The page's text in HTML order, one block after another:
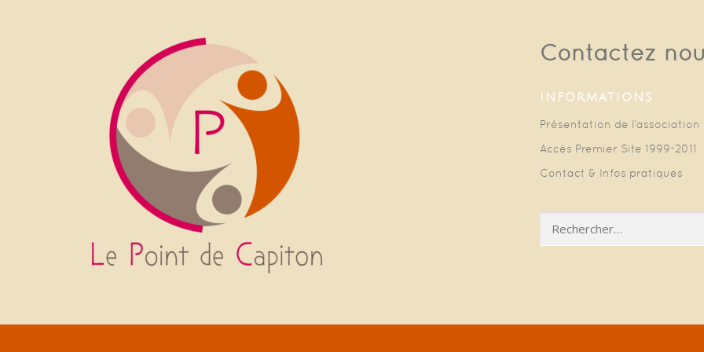
Contactez
INFORMATIONS
Présentation de l’association
Accès Premier Site 1999-2011
Contact & Infos pratiques